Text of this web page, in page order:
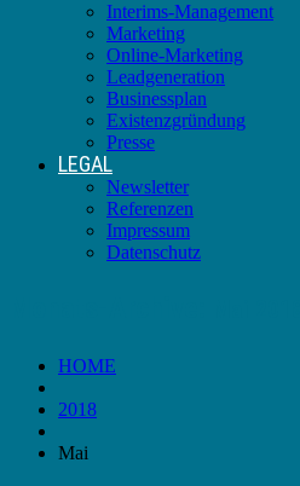
Interims-Management
Marketing
Online-Marketing
Leadgeneration
Businessplan
Existenzgründung
Presse
LEGAL
Newsletter
Referenzen
Impressum
Datenschutz
HOME
2018
Mai